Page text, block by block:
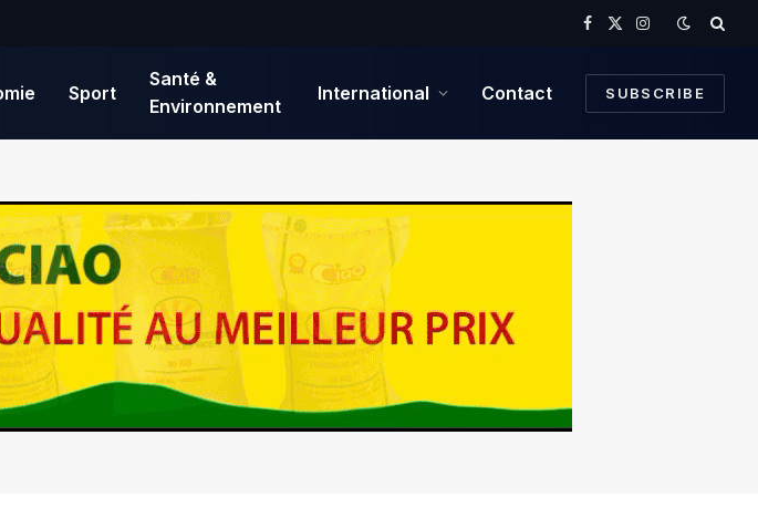
Facebook
X
Instagram
Sport
Santé &
Environnement
International Contact SUBSCRIBE